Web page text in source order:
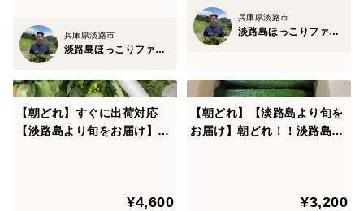
兵庫県淡路市
淡路島ほっこりファーム
兵庫県淡路市
淡路島ほっこりファーム
【朝どれ】すぐに出荷対応
【淡路島より旬をお届け】お
¥4,600
【朝どれ】【淡路島より旬を
お届け】朝どれ！！淡路島で
¥3,200